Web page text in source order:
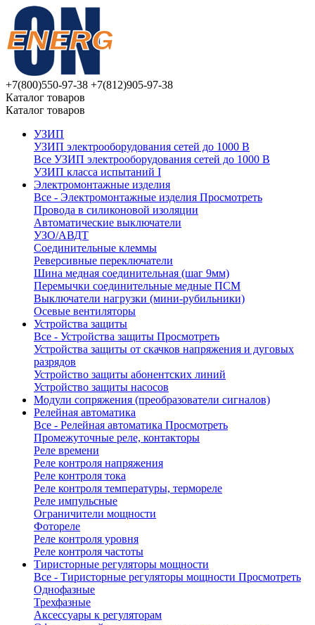
+7(800)550-97-38 +7(812)905-97-38
Каталог товаров
Каталог товаров
УЗИП
УЗИП электрооборудования сетей до 1000 В
Все УЗИП электрооборудования сетей до 1000 В
УЗИП клaссa испытаний I
Электромонтажные изделия
Все - Электромонтажные изделия Просмотреть
Провода в силиконовой изоляции
Автоматические выключатели
УЗО/АВДТ
Соединительные клеммы
Реверсивные переключатели
Шина медная соединительная (шаг 9мм)
Перемычки соединительные медные ПСМ
Выключатели нагрузки (мини-рубильники)
Осевые вентиляторы
Устройства защиты
Все - Устройства защиты Просмотреть
Устройства защиты от скачков напряжения и дуговых
разрядов
Устройство защиты абонентских линий
Устройство защиты насосов
Модули сопряжения (преобразователи сигналов)
Релейная автоматика
Все - Релейная автоматика Просмотреть
Промежуточные реле, контакторы
Реле времени
Реле контроля напряжения
Реле контроля тока
Реле контроля температуры, термореле
Реле импульсные
Ограничители мощности
Фотореле
Реле контроля уровня
Реле контроля частоты
Тиристорные регуляторы мощности
Все - Тиристорные регуляторы мощности Просмотреть
Однофазные
Трехфазные
Аксессуары к регуляторам